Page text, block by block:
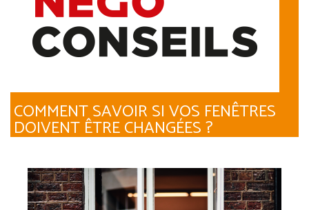
COMMENT SAVOIR SI VOS FENÊTRES
DOIVENT ÊTRE CHANGÉES ?